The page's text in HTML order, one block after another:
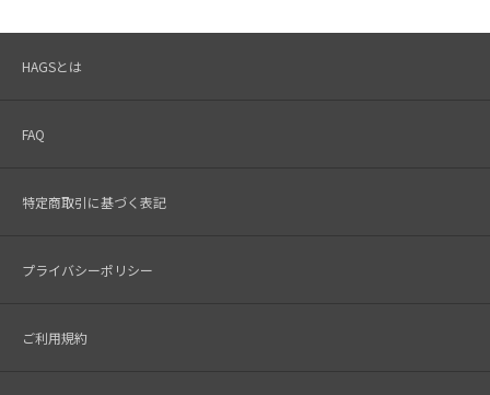
HAGSとは
FAQ
特定商取引に基づく表記
プライバシーポリシー
ご利用規約